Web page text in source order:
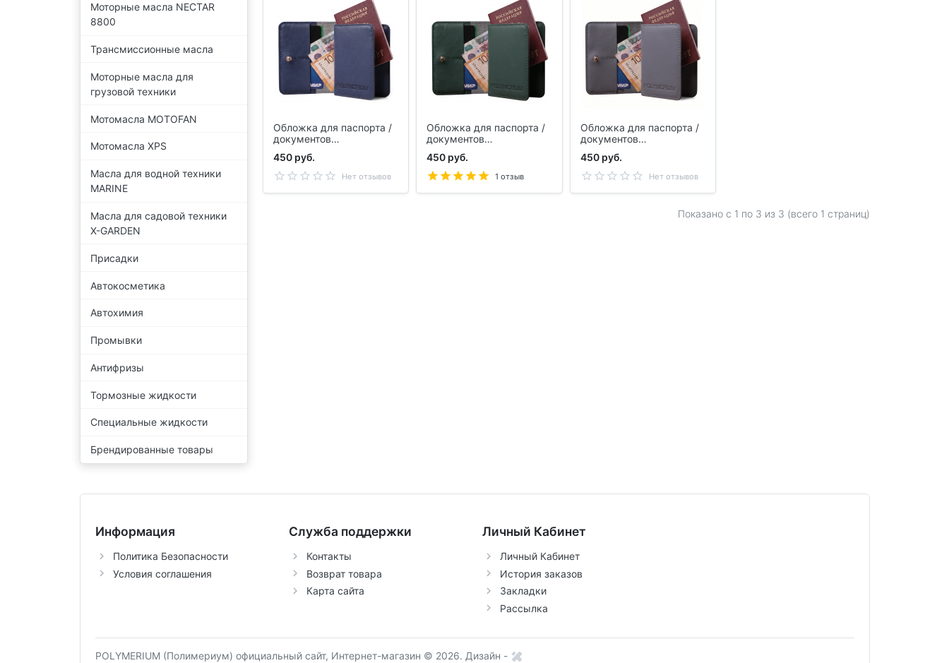
Моторные масла NECTAR
8800
Трансмиссионные масла
Моторные масла для
грузовой техники
Мотомасла MOTOFAN
Мотомасла XPS
Масла для водной техники
MARINE
Масла для садовой техники
X-GARDEN
Присадки
Автокосметика
Автохимия
Промывки
Антифризы
Тормозные жидкости
Специальные жидкости
Брендированные товары
Обложка для паспорта /
документов
450 руб.
Нет отзывов
Обложка для паспорта /
документов
450 руб.
1 отзыв
Обложка для паспорта /
документов
450 руб.
Нет отзывов
Показано с 1 по 3 из 3 (всего 1 страниц)
Информация
Политика Безопасности
Условия соглашения
Служба поддержки
Контакты
Возврат товара
Карта сайта
Личный Кабинет
Личный Кабинет
История заказов
Закладки
Рассылка
POLYMERIUM (Полимериум) официальный сайт, Интернет-магазин © 2026. Дизайн -